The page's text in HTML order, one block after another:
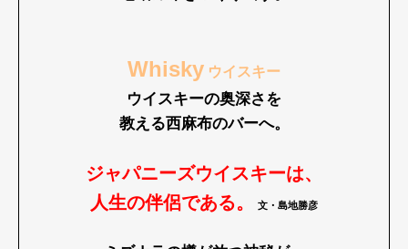
Whisky ウイスキー
ウイスキーの奥深さを
教える西麻布のバーへ。
ジャパニーズウイスキーは、
人生の伴侶である。
文・島地勝彦